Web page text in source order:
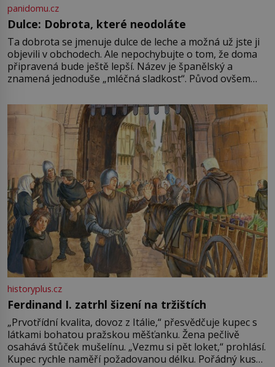
panidomu.cz
Dulce: Dobrota, které neodoláte
Ta dobrota se jmenuje dulce de leche a možná už jste ji
objevili v obchodech. Ale nepochybujte o tom, že doma
připravená bude ještě lepší. Název je španělský a
znamená jednoduše „mléčná sladkost“. Původ ovšem
pře hned několik latinskoamerických zemí a k tomu
Francie, kde se traduje,
historyplus.cz
Ferdinand I. zatrhl šizení na tržištích
„Prvotřídní kvalita, dovoz z Itálie,“ přesvědčuje kupec s
látkami bohatou pražskou měšťanku. Žena pečlivě
osahává štůček mušelínu. „Vezmu si pět loket,“ prohlásí.
Kupec rychle naměří požadovanou délku. Pořádný kus